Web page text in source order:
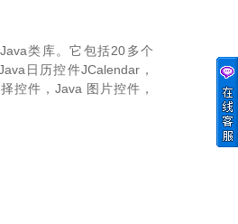
类库。它包括20多个
日历控件JCalendar，
控件，Java 图片控件，